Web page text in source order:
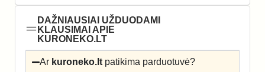
DAŽNIAUSIAI UŽDUODAMI
KLAUSIMAI APIE
KURONEKO.LT
Ar kuroneko.lt patikima parduotuvė?